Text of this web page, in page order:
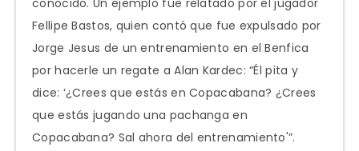
Fellipe Bastos, quien contó que fue expulsado por
Jorge Jesus de un entrenamiento en el Benfica
por hacerle un regate a Alan Kardec: “Él pita y
dice: ‘¿Crees que estás en Copacabana? ¿Crees
que estás jugando una pachanga en
Copacabana? Sal ahora del entrenamiento'”.